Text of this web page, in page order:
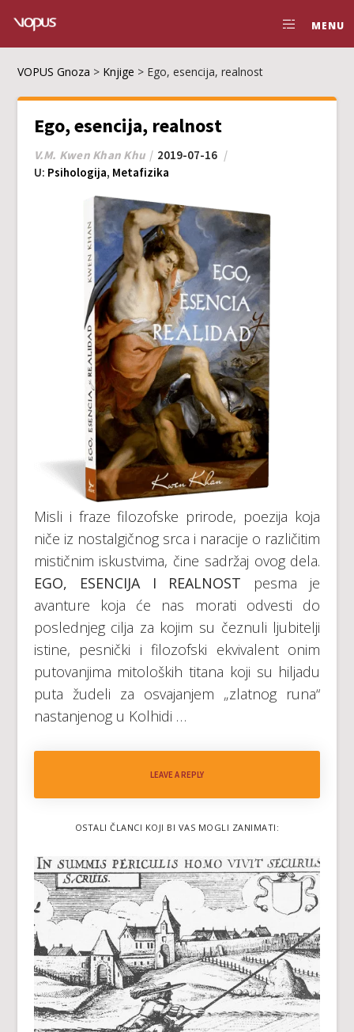
MENU
VOPUS Gnoza > Knjige > Ego, esencija, realnost
Ego, esencija, realnost
V.M. Kwen Khan Khu
2019-07-16
U: Psihologija, Metafizika
Misli i fraze filozofske prirode, poezija koja
niče iz nostalgičnog srca i naracije o različitim
mističnim iskustvima, čine sadržaj ovog dela.
EGO, ESENCIJA I REALNOST pesma je
avanture koja će nas morati odvesti do
poslednjeg cilja za kojim su čeznuli ljubitelji
istine, pesnički i filozofski ekvivalent onim
putovanjima mitoloških titana koji su hiljadu
puta žudeli za osvajanjem „zlatnog runa“
nastanjenog u Kolhidi …
LEAVE A REPLY
OSTALI ČLANCI KOJI BI VAS MOGLI ZANIMATI: